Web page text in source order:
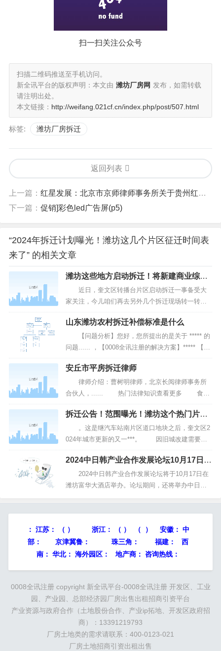
扫一扫关注公众号
扫描二维码推送至手机访问。
新全讯平台的版权声明：本文由 潍坊厂房网 发布，如需转载
请注明出处。
本文链接： http://weifang.021cf.cn/index.php/post/507.html
标签: 潍坊厂房拆迁
返回列表
上一篇： 红星发展：北京市京师律师事务所关于贵州红星发展股份有限公司2022年度向特定对象发行a股股票之法律意见书
下一篇： 促销]彩色led广告屏(p5)
“2024年拆迁计划曝光！潍坊这几个片区征迁时间表
来了” 的相关文章
潍坊这些地方启动拆迁！将新建商业综合
体、产业园
近日，奎文区转播台片区启动拆迁一事备受大
家关注，今儿咱们再去另外几个拆迁现场转一转，
看潍坊哪些“好地块”的征迁有新进展！走起~ 近
日，高新区清池街道全面完成了区块链产业园项目
（南区）、吾悦广场项目地块二、惠丰街（永春路-
潍安路）改造提升工程、珠光街（潍安路-高新...
山东潍坊农村拆迁补偿标准是什么
【问题分析】您好，您所提出的是关于 ***** 的
问题...... ，【0008全讯注册的解决方案】***** 【具
体操作】***** 拆建单位依照规定标准向被拆迁
房屋的所有权人或使用人支付的各种补偿金。一般
有：(1)房屋补偿费(房屋重置费)，用于补偿被拆迁房
屋所有权人的损失，以...
安丘市平房拆迁律师
律师介绍：曹树明律师，北京长阅律师事务所
合伙人，...... 热门法律知识查看更多 食品
经营许可证怎么办2024？ 蕞新法律常识查看更
多 2024房改房能不能二次出售? 地铁...
拆迁公告！范围曝光！潍坊这个热门片区
启动拆迁
。这是继汽车站南片区道口地块之后，奎文区2
024年城市更新的又一***。 因旧城改建需要，
奎文区人民政府拟对广文中学北片区工人新村西地
块实施房屋征收。根据《国有土地上房屋征收与补
偿条例》和省、市相关法规政策规定，现将有关事
项通告如下： 潍州路以...
2024中日韩产业合作发展论坛10月17日在
潍举办
2024中日韩产业合作发展论坛将于10月17日在
潍坊富华大酒店举办。论坛期间，还将举办中日韩
闻记者 池鹏 李涛 潍坊报道...
： 江苏： （ ） 浙江： （ ） （ ） 安徽： 中
部：
京津冀鲁： 珠三角：
福建： 西
南： 华北： 海外园区： 地产商： 咨询热线：
0008全讯注册 copyright 新全讯平台-0008全讯注册开发区、工业
园、产业园、总部经济园厂房出售出租招商引资平台
产业资源与政府合作（土地股份合作、产业ip拓地、开发区政府招
商）：13391219793
厂房土地类的需求请联系：400-0123-021
厂房土地招商引资出租出售